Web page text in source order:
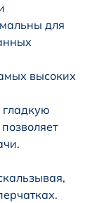
для
высоких